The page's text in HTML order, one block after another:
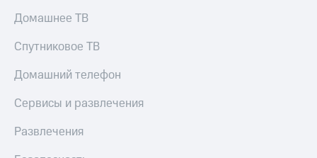
Домашнее ТВ
Спутниковое ТВ
Домашний телефон
Сервисы и развлечения
Развлечения